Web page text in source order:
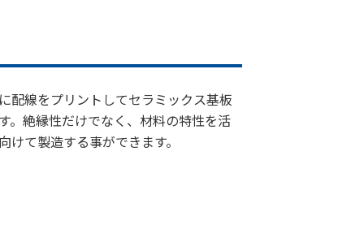
配線をプリントしてセラミックス基板
。絶縁性だけでなく、材料の特性を活
けて製造する事ができます。